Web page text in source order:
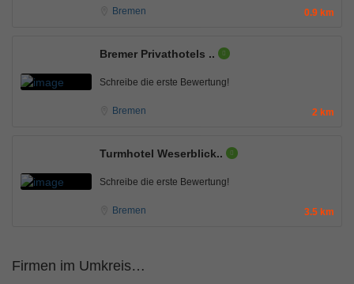
Bremen 0.9 km
Bremer Privathotels ..
Schreibe die erste Bewertung!
Bremen 2 km
Turmhotel Weserblick..
Schreibe die erste Bewertung!
Bremen 3.5 km
Firmen im Umkreis…